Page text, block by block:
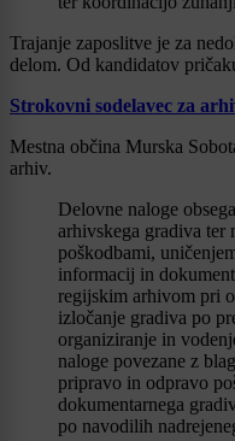
Trajanje zaposlitve je za
delom. Od kandidatov
Strokovni sodelavec za
Mestna občina Murska
arhiv.
Delovne naloge
arhivskega gradiva ter
poškodbami,
informacij in
regijskim arhivom pri
izločanje gradiva po
organiziranje in
naloge povezane z
pripravo in odpravo
dokumentarnega
po navodilih